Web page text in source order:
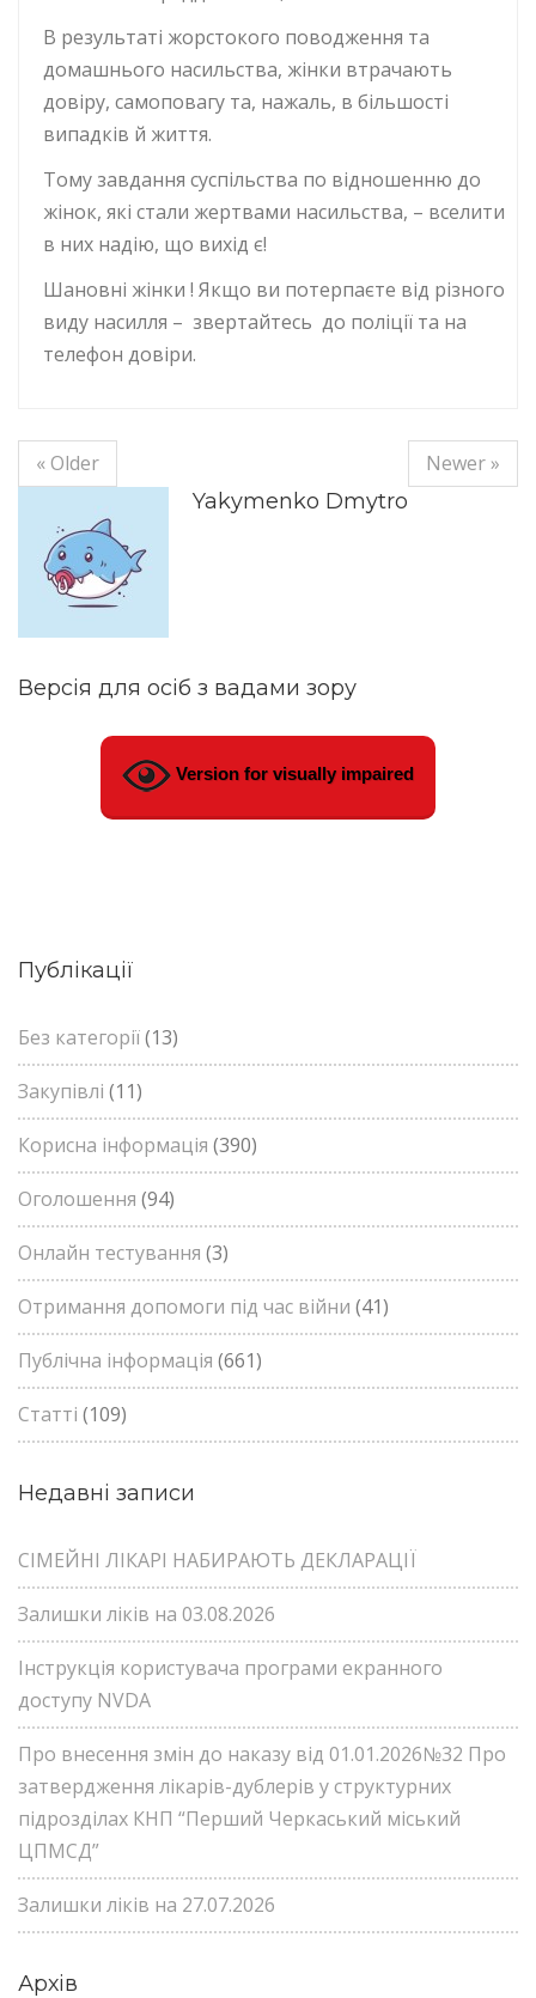
В результаті жорстокого поводження та
домашнього насильства, жінки втрачають
довіру, самоповагу та, нажаль, в більшості
випадків й життя.
Тому завдання суспільства по відношенню до
жінок, які стали жертвами насильства, – вселити
в них надію, що вихід є!
Шановні жінки ! Якщо ви потерпаєте від різного
виду насилля – звертайтесь до поліції та на
телефон довіри.
« Older
Newer »
Yakymenko Dmytro
Версія для осіб з вадами зору
Version for visually impaired
Публікації
Без категорії(13)
Закупівлі (11)
Корисна інформація (390)
Оголошення (94)
Онлайн тестування (3)
Отримання допомоги під час війни (41)
Публічна інформація (661)
Статті (109)
Недавні записи
СІМЕЙНІ ЛІКАРІ НАБИРАЮТЬ ДЕКЛАРАЦІЇ
Залишки ліків на 03.08.2026
Інструкція користувача програми екранного
доступу NVDA
Про внесення змін до наказу від 01.01.2026№32 Про
затвердження лікарів-дублерів у структурних
підрозділах КНП “Перший Черкаський міський
ЦПМСД”
Залишки ліків на 27.07.2026
Архів